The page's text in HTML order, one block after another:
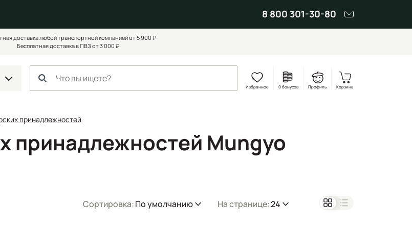
8 800 301-30-80
доставка любой транспортной компанией от 5 900 ₽
Бесплатная доставка в ПВЗ от 3 000 ₽
Избранное 0 бонусов Профиль Корзина
принадлежностей
принадлежностей Mungyo
Сортировка:По умолчанию На странице:24